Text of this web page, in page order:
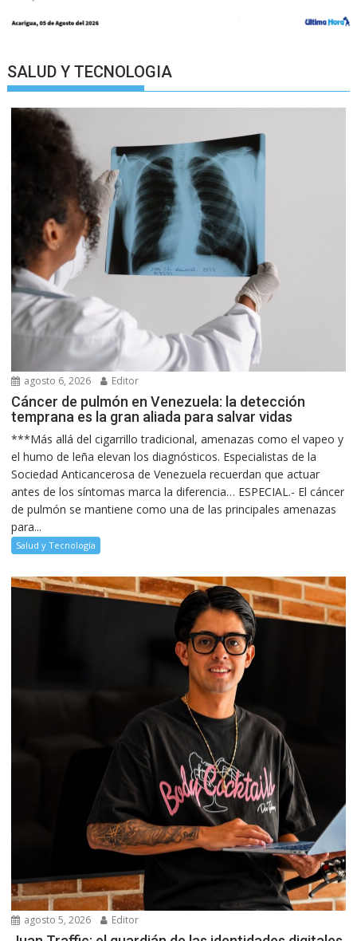
SALUD Y TECNOLOGIA
agosto 6, 2026 Editor
Cáncer de pulmón en Venezuela: la detección
temprana es la gran aliada para salvar vidas
***Más allá del cigarrillo tradicional, amenazas como el vapeo y
el humo de leña elevan los diagnósticos. Especialistas de la
Sociedad Anticancerosa de Venezuela recuerdan que actuar
antes de los síntomas marca la diferencia… ESPECIAL.- El cáncer
de pulmón se mantiene como una de las principales amenazas
para...
Salud y Tecnología
agosto 5, 2026 Editor